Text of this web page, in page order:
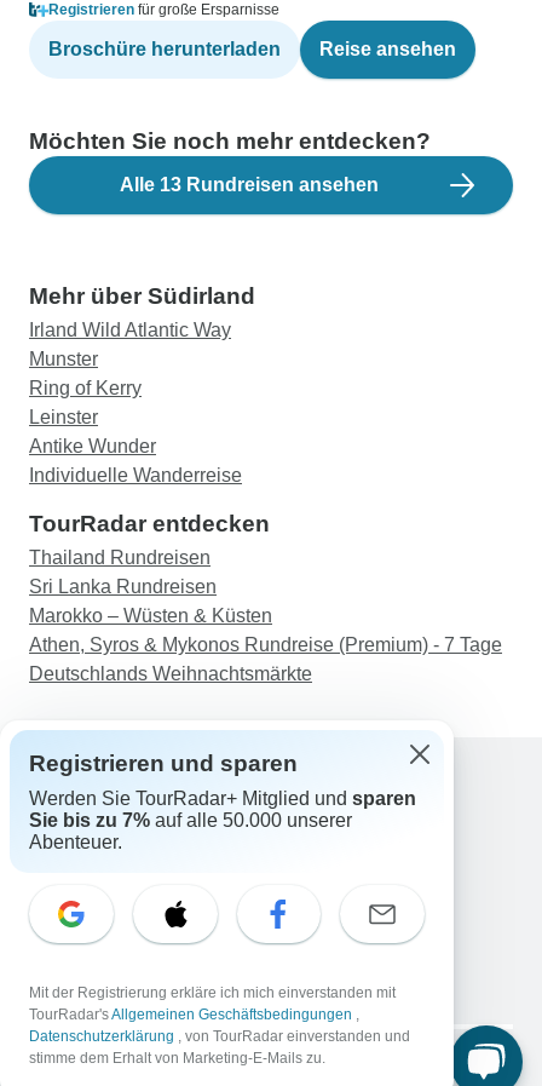
Registrieren für große Ersparnisse
Broschüre herunterladen Reise ansehen
Möchten Sie noch mehr entdecken?
Alle 13 Rundreisen ansehen
Mehr über Südirland
Irland Wild Atlantic Way
Munster
Ring of Kerry
Leinster
Antike Wunder
Individuelle Wanderreise
TourRadar entdecken
Thailand Rundreisen
Sri Lanka Rundreisen
Marokko – Wüsten & Küsten
Athen, Syros & Mykonos Rundreise (Premium) - 7 Tage
Deutschlands Weihnachtsmärkte
Support
Kontakt
Schweiz +41 225 183 195
E-Mail: support@tourradar.com
EN DE ES FR NL
Copyright © TourRadar. Alle Rechte vorbehalten.
Registrieren und sparen
Werden Sie TourRadar+ Mitglied und sparen
Sie bis zu 7% auf alle 50.000 unserer
Abenteuer.
Mit der Registrierung erkläre ich mich einverstanden mit
TourRadar'sAllgemeinen Geschäftsbedingungen ,
Datenschutzerklärung , von TourRadar einverstanden und
stimme dem Erhalt von Marketing-E-Mails zu.